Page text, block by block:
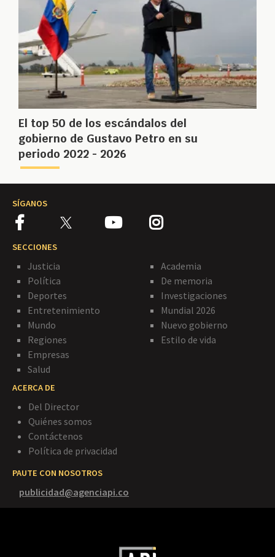
El top 50 de los escándalos del
gobierno de Gustavo Petro en su
periodo 2022 - 2026
SÍGANOS
SECCIONES
Justicia
Política
Deportes
Entretenimiento
Mundo
Regiones
Empresas
Salud
Academia
De memoria
Investigaciones
Mundial 2026
Nuevo gobierno
Estilo de vida
ACERCA DE
Del Director
Quiénes somos
Contáctenos
Política de privacidad
PAUTE CON NOSOTROS
publicidad@agenciapi.co